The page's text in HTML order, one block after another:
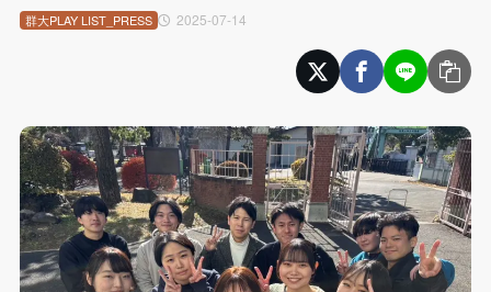
2025-07-14
群大PLAY LIST_PRESS